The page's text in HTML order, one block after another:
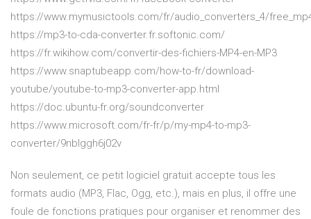
https://www.mymusictools.com/fr/audio_converters_4/
https://mp3-to-cda-converter.fr.softonic.com/
https://fr.wikihow.com/convertir-des-fichiers-MP4-en-MP3
https://www.snaptubeapp.com/how-to-fr/download-
youtube/youtube-to-mp3-converter-app.html
https://doc.ubuntu-fr.org/soundconverter
https://www.microsoft.com/fr-fr/p/my-mp4-to-mp3-
converter/9nblggh6j02v
Non seulement, ce petit logiciel gratuit accepte tous les
formats audio (MP3, Flac, Ogg, etc.), mais en plus, il offre une
foule de fonctions pratiques pour organiser et renommer des